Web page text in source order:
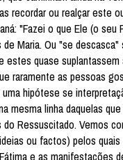
recordar ou realçar este
"Fazei o que Ele (o seu
Maria. Ou "se descasca"
estes quase suplantassem
raramente as pessoas
hipótese se
mesma linha daquelas
Ressuscitado. Vemos
ou factos) pelos quais
e as manifestações